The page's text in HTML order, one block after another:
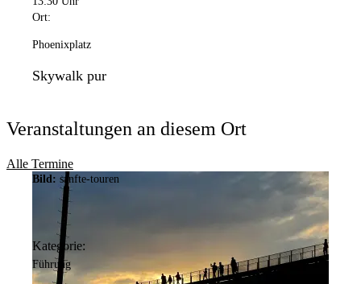
Ort:
Phoenixplatz
Skywalk pur
Veranstaltungen an diesem Ort
Alle Termine
Bild: sanfte-touren
Kategorie:
Führung